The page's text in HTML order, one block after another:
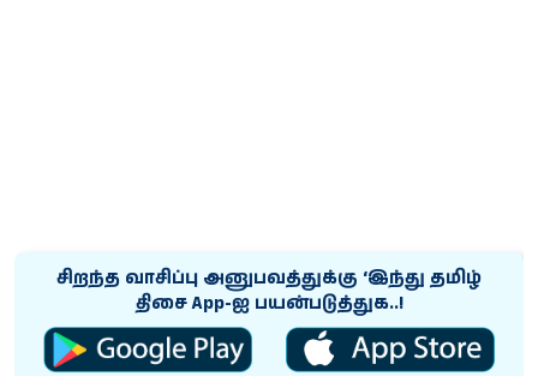
சிறந்த வாசிப்பு அனுபவத்துக்கு ‘இந்து தமிழ்
திசை App-ஐ பயன்படுத்துக..!